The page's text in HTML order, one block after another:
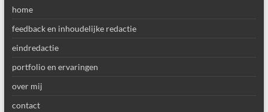
home
feedback en inhoudelijke redactie
eindredactie
portfolio en ervaringen
over mij
contact